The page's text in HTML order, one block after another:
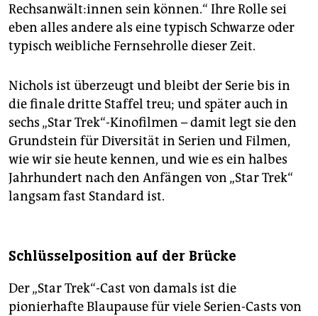
Rechs­an­wäl­t:in­nen sein können.“ Ihre Rolle sei
eben alles andere als eine typisch Schwarze oder
typisch weibliche Fernsehrolle dieser Zeit.
Nichols ist überzeugt und bleibt der Serie bis in
die finale dritte Staffel treu; und später auch in
sechs „Star Trek“-Kinofilmen – damit legt sie den
Grundstein für Diversität in Serien und Filmen,
wie wir sie heute kennen, und wie es ein halbes
Jahrhundert nach den Anfängen von „Star Trek“
langsam fast Standard ist.
Schlüsselposition auf der Brücke
Der „Star Trek“-Cast von damals ist die
pionierhafte Blaupause für viele Serien-Casts von